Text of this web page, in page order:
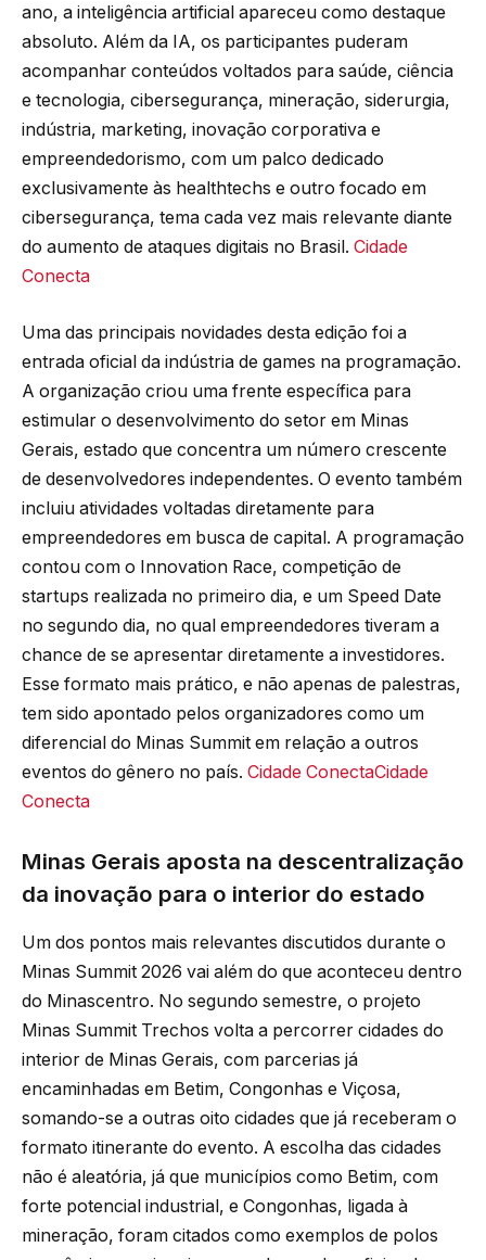
ano, a inteligência artificial apareceu como destaque
absoluto. Além da IA, os participantes puderam
acompanhar conteúdos voltados para saúde, ciência
e tecnologia, cibersegurança, mineração, siderurgia,
indústria, marketing, inovação corporativa e
empreendedorismo, com um palco dedicado
exclusivamente às healthtechs e outro focado em
cibersegurança, tema cada vez mais relevante diante
do aumento de ataques digitais no Brasil. Cidade
Conecta
Uma das principais novidades desta edição foi a
entrada oficial da indústria de games na programação.
A organização criou uma frente específica para
estimular o desenvolvimento do setor em Minas
Gerais, estado que concentra um número crescente
de desenvolvedores independentes. O evento também
incluiu atividades voltadas diretamente para
empreendedores em busca de capital. A programação
contou com o Innovation Race, competição de
startups realizada no primeiro dia, e um Speed Date
no segundo dia, no qual empreendedores tiveram a
chance de se apresentar diretamente a investidores.
Esse formato mais prático, e não apenas de palestras,
tem sido apontado pelos organizadores como um
diferencial do Minas Summit em relação a outros
eventos do gênero no país. Cidade ConectaCidade
Conecta
Minas Gerais aposta na descentralização
da inovação para o interior do estado
Um dos pontos mais relevantes discutidos durante o
Minas Summit 2026 vai além do que aconteceu dentro
do Minascentro. No segundo semestre, o projeto
Minas Summit Trechos volta a percorrer cidades do
interior de Minas Gerais, com parcerias já
encaminhadas em Betim, Congonhas e Viçosa,
somando-se a outras oito cidades que já receberam o
formato itinerante do evento. A escolha das cidades
não é aleatória, já que municípios como Betim, com
forte potencial industrial, e Congonhas, ligada à
mineração, foram citados como exemplos de polos